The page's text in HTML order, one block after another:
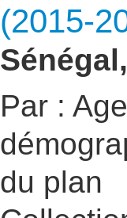
(2015-
Par :
du plan